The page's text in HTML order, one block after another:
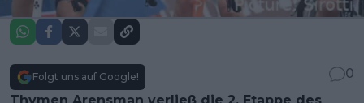
Folgt uns auf Google!
0
Thymen Arensman verließ die 2. Etappe des